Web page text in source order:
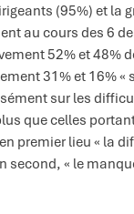
(95%) et la
au cours des 6
52% et 48%
31% et 16%
sur les
que celles
premier lieu « la
second, « le